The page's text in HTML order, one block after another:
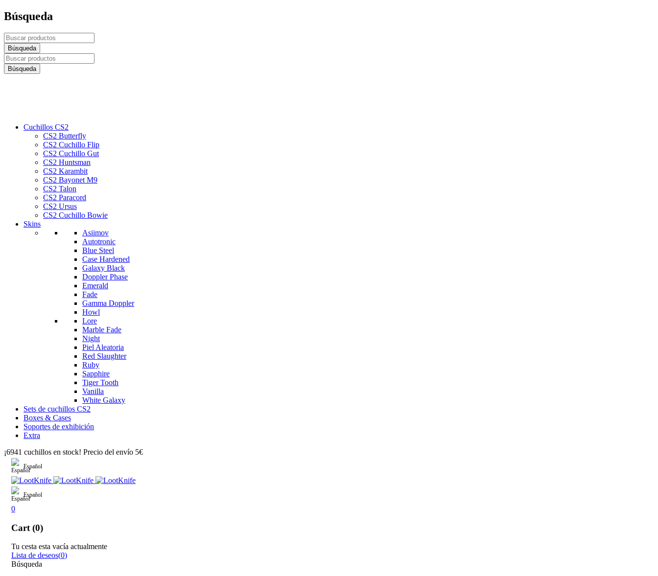
Búsqueda
Cuchillos CS2
CS2 Butterfly
CS2 Cuchillo Flip
CS2 Cuchillo Gut
CS2 Huntsman
CS2 Karambit
CS2 Bayonet M9
CS2 Talon
CS2 Paracord
CS2 Ursus
CS2 Cuchillo Bowie
Skins
Asiimov
Autotronic
Blue Steel
Case Hardened
Galaxy Black
Doppler Phase
Emerald
Fade
Gamma Doppler
Howl
Lore
Marble Fade
Night
Piel Aleatoria
Red Slaughter
Ruby
Sapphire
Tiger Tooth
Vanilla
White Galaxy
Sets de cuchillos CS2
Boxes & Cases
Soportes de exhibición
Extra
¡6941 cuchillos en stock! Precio del envío 5€
Español
Español
0
Cart (0)
Tu cesta esta vacía actualmente
Lista de deseos(0)
Búsqueda